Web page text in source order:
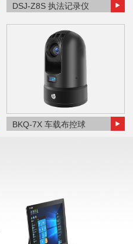
DSJ-Z8S 执法记录仪
BKQ-7X 车载布控球